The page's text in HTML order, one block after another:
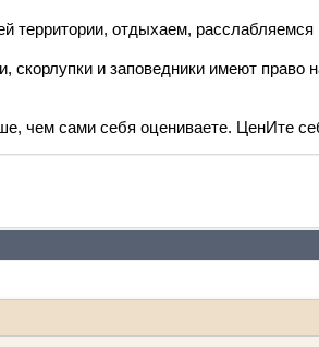
территории, отдыхаем,
скорлупки и заповедники имеют право
чем сами себя оцениваете. ЦенИте